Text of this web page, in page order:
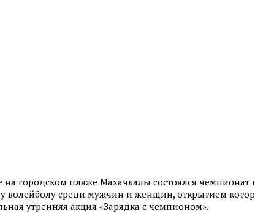
на городском пляже Махачкалы состоялся чемпионат
волейболу среди мужчин и женщин, открытием
утренняя акция «Зарядка с чемпионом».